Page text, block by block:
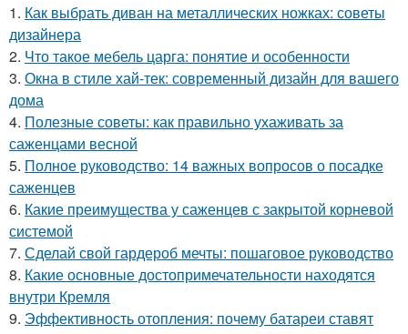
1. Как выбрать диван на металлических ножках: советы
дизайнера
2. Что такое мебель царга: понятие и особенности
3. Окна в стиле хай-тек: современный дизайн для вашего
дома
4. Полезные советы: как правильно ухаживать за
саженцами весной
5. Полное руководство: 14 важных вопросов о посадке
саженцев
6. Какие преимущества у саженцев с закрытой корневой
системой
7. Сделай свой гардероб мечты: пошаговое руководство
8. Какие основные достопримечательности находятся
внутри Кремля
9. Эффективность отопления: почему батареи ставят